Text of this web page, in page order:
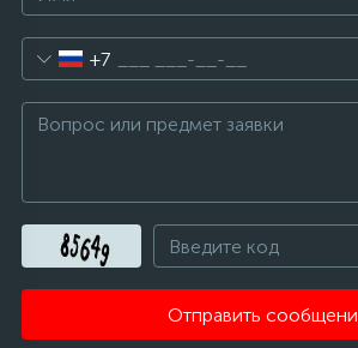
+7
Отправить